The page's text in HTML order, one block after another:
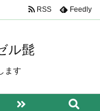
ル髭
ます
RSS Feedly